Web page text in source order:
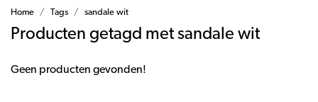
Home Tags sandale wit
Producten getagd met sandale wit
Geen producten gevonden!